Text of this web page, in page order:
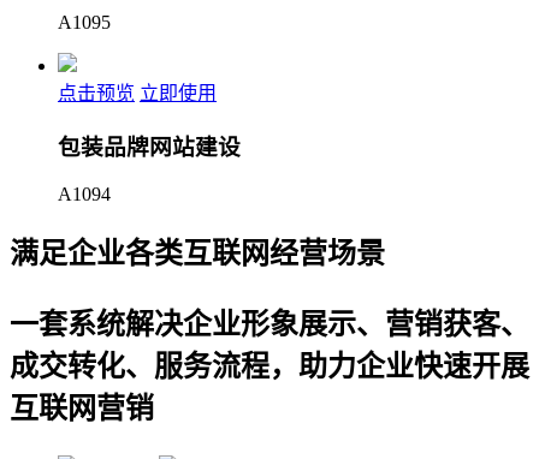
A1095
点击预览 立即使用
包装品牌网站建设
A1094
满足企业各类互联网经营场景
一套系统解决企业形象展示、营销获客、
成交转化、服务流程，助力企业快速开展
互联网营销